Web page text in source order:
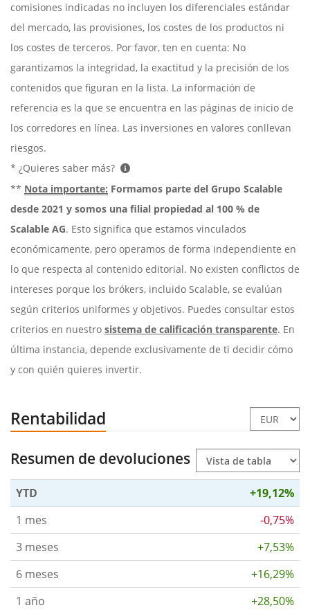
comisiones indicadas no incluyen los diferenciales estándar
del mercado, las provisiones, los costes de los productos ni
los costes de terceros. Por favor, ten en cuenta: No
garantizamos la integridad, la exactitud y la precisión de los
contenidos que figuran en la lista. La información de
referencia es la que se encuentra en las páginas de inicio de
los corredores en línea. Las inversiones en valores conllevan
riesgos.
* ¿Quieres saber más?
** Nota importante: Formamos parte del Grupo Scalable
desde 2021 y somos una filial propiedad al 100 % de
Scalable AG. Esto significa que estamos vinculados
económicamente, pero operamos de forma independiente en
lo que respecta al contenido editorial. No existen conflictos de
intereses porque los brókers, incluido Scalable, se evalúan
según criterios uniformes y objetivos. Puedes consultar estos
criterios en nuestro sistema de calificación transparente. En
última instancia, depende exclusivamente de ti decidir cómo
y con quién quieres invertir.
Rentabilidad
Resumen de devoluciones
YTD
+19,12%
1 mes
-0,75%
3 meses
+7,53%
6 meses
+16,29%
1 año
+28,50%